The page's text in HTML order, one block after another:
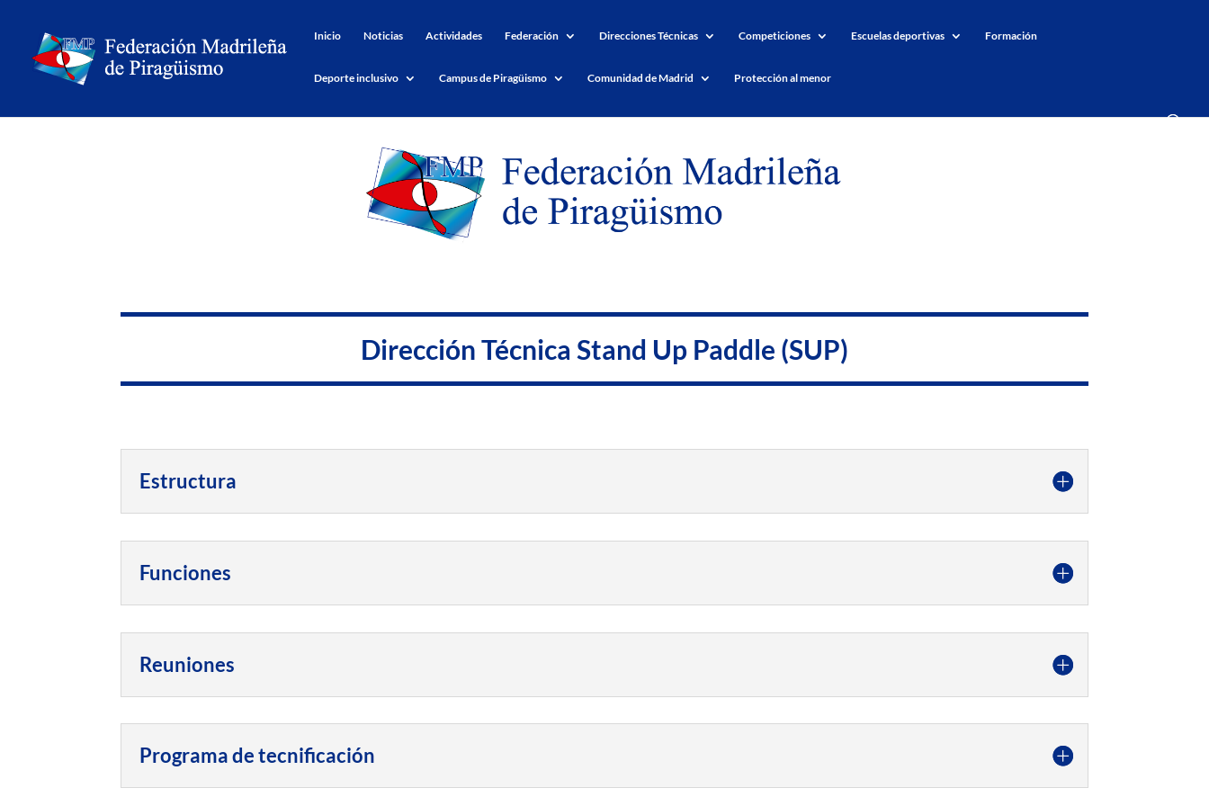
Inicio Noticias Actividades Federación Direcciones Técnicas Competiciones Escuelas deportivas Formación
Deporte inclusivo Campus de Piragüismo Comunidad de Madrid Protección al menor
Dirección Técnica Stand Up Paddle (SUP)
Estructura
Funciones
Reuniones
Programa de tecnificación